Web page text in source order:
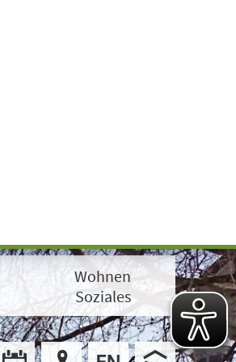
Wohnen
Soziales